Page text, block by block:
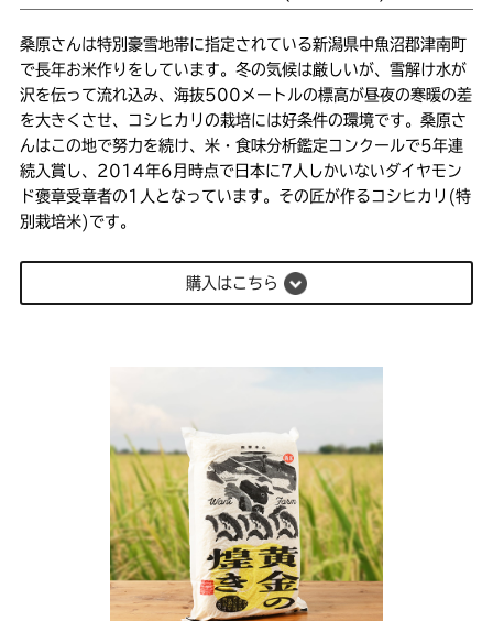
桑原さんは特別豪雪地帯に指定されている新潟県中魚沼郡津南町
で長年お米作りをしています。冬の気候は厳しいが、雪解け水が
沢を伝って流れ込み、海抜500メートルの標高が昼夜の寒暖の差
を大きくさせ、コシヒカリの栽培には好条件の環境です。桑原さ
んはこの地で努力を続け、米・食味分析鑑定コンクールで5年連
続入賞し、2014年6月時点で日本に7人しかいないダイヤモン
ド褒章受章者の1人となっています。その匠が作るコシヒカリ(特
別栽培米)です。
購入はこちら